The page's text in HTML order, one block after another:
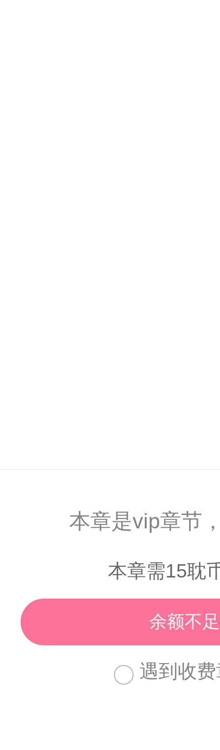
本章是vip章节
本章需15耽
余额不
遇到收